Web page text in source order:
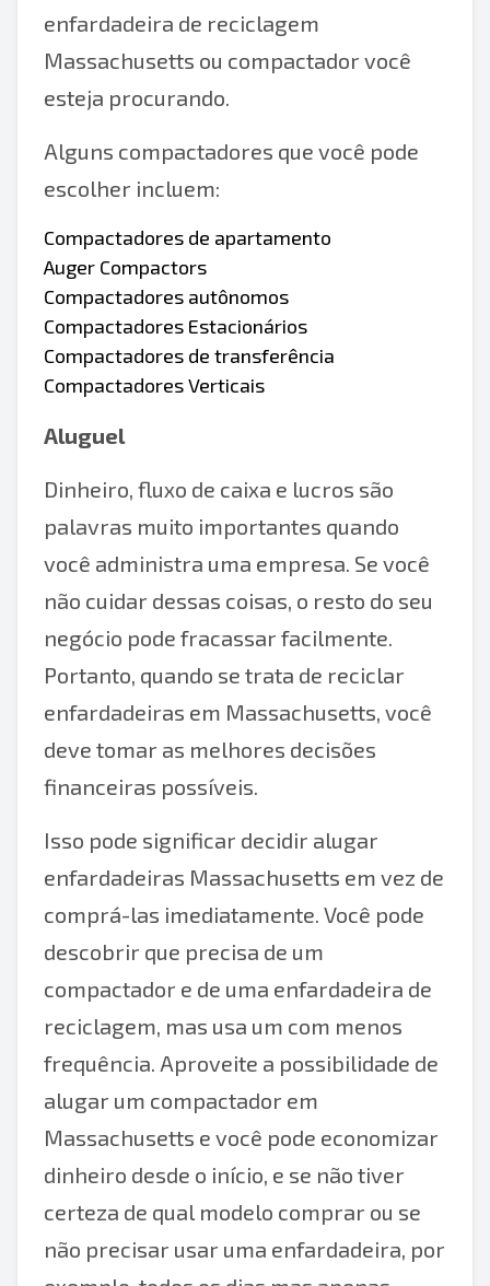
enfardadeira de reciclagem
Massachusetts ou compactador você
esteja procurando.
Alguns compactadores que você pode
escolher incluem:
Compactadores de apartamento
Auger Compactors
Compactadores autônomos
Compactadores Estacionários
Compactadores de transferência
Compactadores Verticais
Aluguel
Dinheiro, fluxo de caixa e lucros são
palavras muito importantes quando
você administra uma empresa. Se você
não cuidar dessas coisas, o resto do seu
negócio pode fracassar facilmente.
Portanto, quando se trata de reciclar
enfardadeiras em Massachusetts, você
deve tomar as melhores decisões
financeiras possíveis.
Isso pode significar decidir alugar
enfardadeiras Massachusetts em vez de
comprá-las imediatamente. Você pode
descobrir que precisa de um
compactador e de uma enfardadeira de
reciclagem, mas usa um com menos
frequência. Aproveite a possibilidade de
alugar um compactador em
Massachusetts e você pode economizar
dinheiro desde o início, e se não tiver
certeza de qual modelo comprar ou se
não precisar usar uma enfardadeira, por